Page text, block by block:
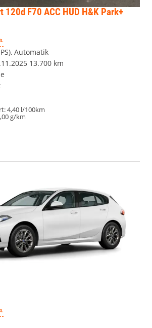
120d F70 ACC HUD H&K Park+
Automatik
13.700 km
4,40 l/100km
g/km